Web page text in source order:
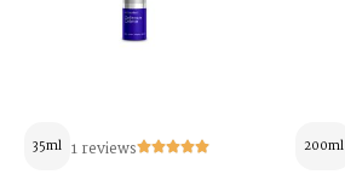
35ml 1 reviews 200ml